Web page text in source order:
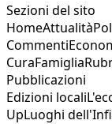
Sezioni del sito
HomeAttualità
Commenti
CuraFamiglia
Pubblicazioni
Edizioni locali
UpLuoghi